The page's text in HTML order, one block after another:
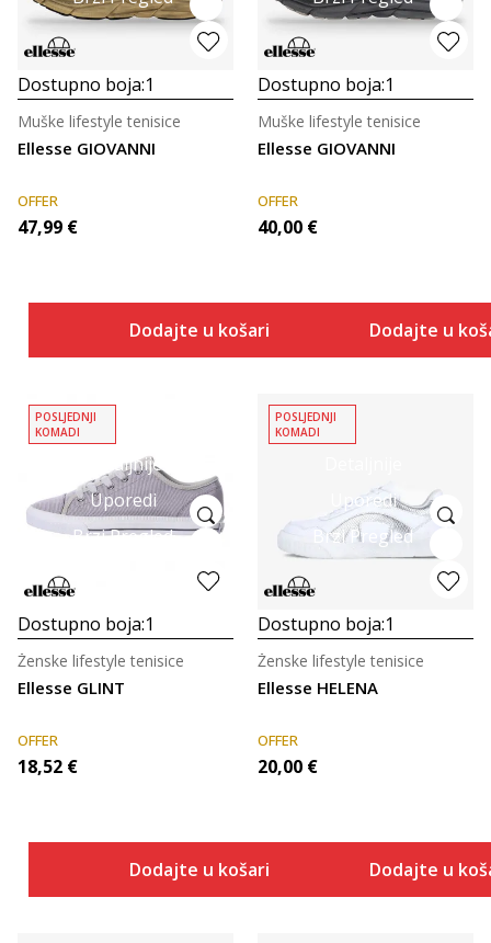
Dostupno boja:1
Ellesse GIOVANNI
Muške lifestyle tenisice
OFFER
47,99 €
Dodajte u košaricu
Dostupno boja:1
Ellesse GIOVANNI
Muške lifestyle tenisice
OFFER
40,00 €
Dodajte u
Detaljnije
Uporedi
Brzi Pregled
POSLJEDNJI
KOMADI
Dostupno boja:1
Ellesse GLINT
Ženske lifestyle tenisice
OFFER
18,52 €
Dodajte u košaricu
Uporedi
Brzi Pregled
POSLJEDNJI
KOMADI
Dostupno boja:1
Ellesse HELENA
Ženske lifestyle tenisice
OFFER
20,00 €
Dodajte u